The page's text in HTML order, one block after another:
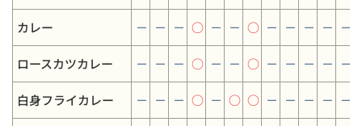
カレー － － － ○ － － ○ － － － － －
ロースカツカレー － － － ○ － － ○ － － － － －
白身フライカレー － － － ○ － ○ ○ － － － － －